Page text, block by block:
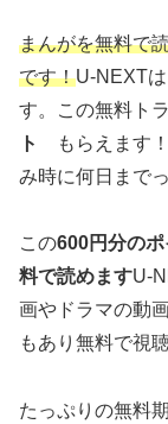
まんがを無料で
です！U-NEXTは
す。この無料ト
ト
もらえます
み時に何日まで
この600円分のポ
料で読めますU-
画やドラマの動
もあり無料で視
たっぷりの無料